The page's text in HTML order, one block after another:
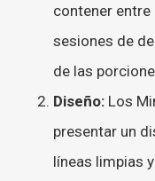
contener
sesiones de
de las
Diseño: Los
presentar un
líneas limpias